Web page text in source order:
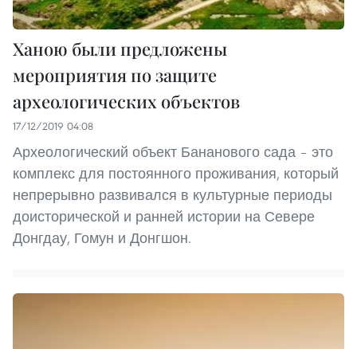
Ханою были предложены
мероприятия по защите
археологических объектов
17/12/2019 04:08
Археологический объект Бананового сада – это
комплекс для постоянного проживания, который
непрерывно развивался в культурные периоды
доисторической и ранней истории на Севере
Донгдау, Гомун и Донгшон.